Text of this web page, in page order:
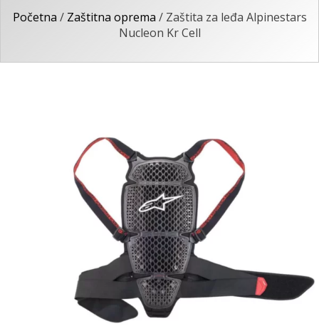
Početna / Zaštitna oprema / Zaštita za leđa Alpinestars
Nucleon Kr Cell